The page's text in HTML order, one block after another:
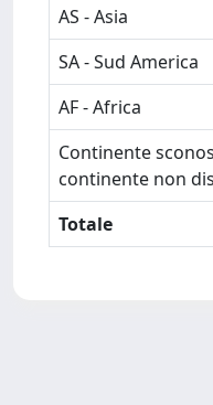
AS - Asia
SA - Sud America
AF - Africa
Continente
continente non
Totale